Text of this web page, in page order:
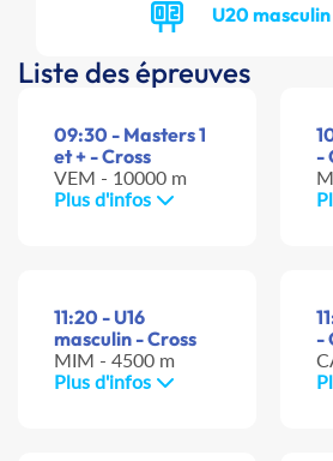
U20
Liste des épreuves
09:30 - Masters 1
et + - Cross
VEM - 10000 m
Plus d'infos
-
11:20 - U16
masculin - Cross
MIM - 4500 m
Plus d'infos
-